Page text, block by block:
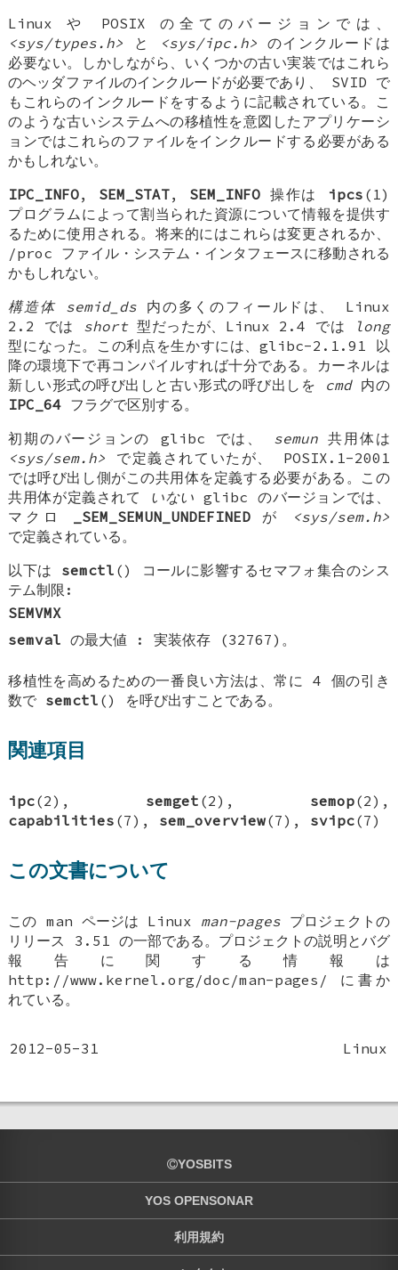
Linux や POSIX の全てのバージョンでは、
<sys/types.h> と <sys/ipc.h> のインクルードは
必要ない。しかしながら、いくつかの古い実装ではこれら
のヘッダファイルのインクルードが必要であり、 SVID で
もこれらのインクルードをするように記載されている。こ
のような古いシステムへの移植性を意図したアプリケーシ
ョンではこれらのファイルをインクルードする必要がある
かもしれない。
IPC_INFO, SEM_STAT, SEM_INFO操作は ipcs (1)
プログラムによって割当られた資源について情報を提供す
るために使用される。将来的にはこれらは変更されるか、
/proc ファイル・システム・インタフェースに移動される
かもしれない。
構造体 semid_ds内の多くのフィールドは、 Linux
2.2 では short型だったが、Linux 2.4 では
long
型になった。この利点を生かすには、glibc-2.1.91 以
降の環境下で再コンパイルすれば十分である。カーネルは
新しい形式の呼び出しと古い形式の呼び出しを
cmd内の
IPC_64 フラグで区別する。
初期のバージョンの glibc では、 semun共用体は
<sys/sem.h> で定義されていたが、 POSIX.1-2001
では呼び出し側がこの共用体を定義する必要がある。この
共用体が定義されて いない glibc のバージョンでは、
マクロ
_SEM_SEMUN_UNDEFINEDが
<sys/sem.h>
で定義されている。
以下は semctl () コールに影響するセマフォ集合のシス
テム制限:
SEMVMX
semval の最大値 : 実装依存 (32767)。
移植性を高めるための一番良い方法は、常に 4 個の引き
数で semctl () を呼び出すことである。
関連項目
ipc(2), semget (2), semop(2),
capabilities (7), sem_overview(7), svipc(7)
この文書について
この man ページは Linux man-pages プロジェクトの
リリース 3.51 の一部である。プロジェクトの説明とバグ
報告に関する情報は
http://www.kernel.org/doc/man-pages/ に書か
れている。
2012-05-31 Linux
YOSBITS
YOS OPENSONAR
利用規約